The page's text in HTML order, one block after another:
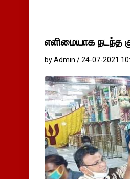
எளிமையாக நடந்த
by Admin / 24-07-2021